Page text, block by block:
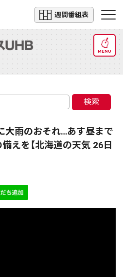
週間番組表
MENU
検索
大雨のおそれ…あす昼まで
えを【北海道の天気 26日